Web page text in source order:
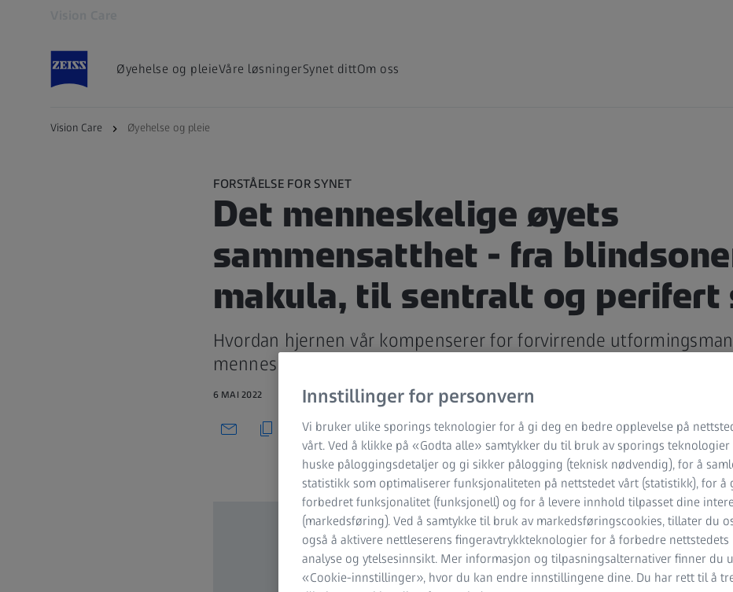
Øyehelse og pleieVåre løsningerSynet dittOm oss
Vision Care Øyehelse og pleie
FORSTÅELSE FOR SYNET
Det menneskelige øyets
sammensatthet - fra
makula, til sentralt og perifert
Hvordan hjernen vår kompenserer for forvirrende
menneskeøyet.
6 MAI 2022 Innstillinger for personvern
Vi bruker ulike sporings teknologier for å gi deg en bedre opplevelse på
vårt. Ved å klikke på «Godta alle» samtykker du til bruk av sporings teknologier
huske påloggingsdetaljer og gi sikker pålogging (teknisk nødvendig), for å
statistikk som optimaliserer funksjonaliteten på nettstedet vårt (statistikk), for å
forbedret funksjonalitet (funksjonell) og for å levere innhold tilpasset dine
(markedsføring). Ved å samtykke til bruk av markedsføringscookies, tillater du
også å aktivere nettleserens fingeravtrykkteknologier for å forbedre nettstedets
analyse og ytelsesinnsikt. Mer informasjon og tilpasningsalternativer finner du
«Cookie-innstillinger», hvor du kan endre innstillingene dine. Du har rett til å